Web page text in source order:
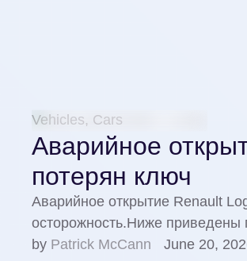
Vehicles, Cars
Аварийное
потерян ключ
Аварийное открытие Renault
осторожность.Ниже
by Patrick McCann June 20,